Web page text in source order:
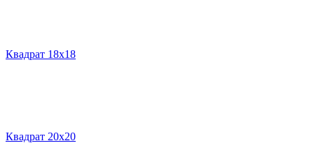
Квадрат 18х18
Квадрат 20х20